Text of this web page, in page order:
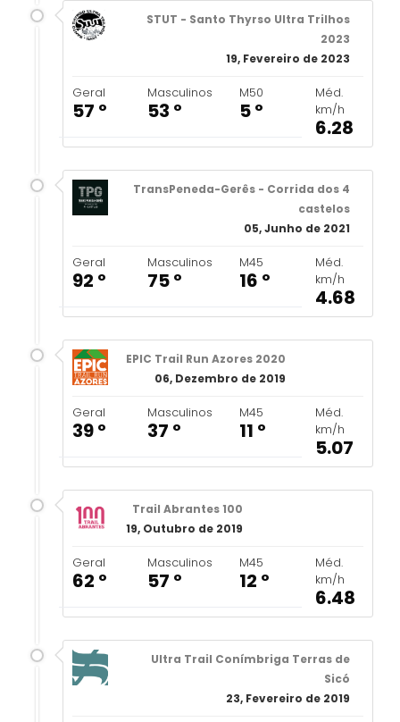
STUT - Santo Thyrso Ultra Trilhos
2023
19, Fevereiro de 2023
Geral
57 º
Masculinos
53 º
M50
5 º
Méd.
km/h
6.28
TransPeneda-Gerês - Corrida dos 4
castelos
05, Junho de 2021
Geral
92 º
Masculinos
75 º
M45
16 º
Méd.
km/h
4.68
EPIC Trail Run Azores 2020
06, Dezembro de 2019
Geral
39 º
Masculinos
37 º
M45
11 º
Méd.
km/h
5.07
Trail Abrantes 100
19, Outubro de 2019
Geral
62 º
Masculinos
57 º
M45
12 º
Méd.
km/h
6.48
Ultra Trail Conímbriga Terras de
Sicó
23, Fevereiro de 2019